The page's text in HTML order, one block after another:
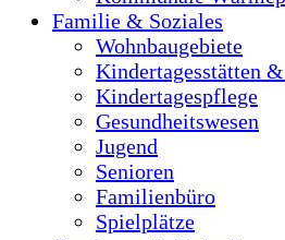
Familie & Soziales
Wohnbaugebiete
Kindertagesstätten
Kindertagespflege
Gesundheitswesen
Jugend
Senioren
Familienbüro
Spielplätze